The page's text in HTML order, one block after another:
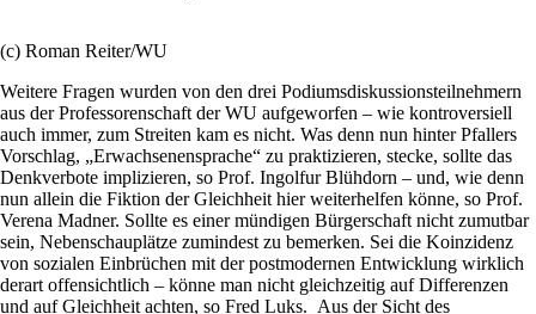
(c) Roman Reiter/WU
Weitere Fragen wurden von den drei Podiumsdiskussionsteilnehmern
aus der Professorenschaft der WU aufgeworfen – wie kontroversiell
auch immer, zum Streiten kam es nicht. Was denn nun hinter Pfallers
Vorschlag, „Erwachsenensprache“ zu praktizieren, stecke, sollte das
Denkverbote implizieren, so Prof. Ingolfur Blühdorn – und, wie denn
nun allein die Fiktion der Gleichheit hier weiterhelfen könne, so Prof.
Verena Madner. Sollte es einer mündigen Bürgerschaft nicht zumutbar
sein, Nebenschauplätze zumindest zu bemerken. Sei die Koinzidenz
von sozialen Einbrüchen mit der postmodernen Entwicklung wirklich
derart offensichtlich – könne man nicht gleichzeitig auf Differenzen
und auf Gleichheit achten, so Fred Luks. Aus der Sicht des